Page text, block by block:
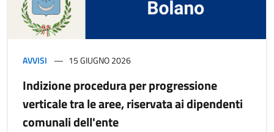
AVVISI 15 GIUGNO 2026
Indizione procedura per progressione
verticale tra le aree, riservata ai dipendenti
comunali dell'ente